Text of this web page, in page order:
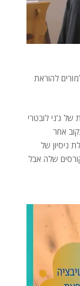
להוראת
ג’ני לובטרי
אחר
ניסיון של
שלה אבל